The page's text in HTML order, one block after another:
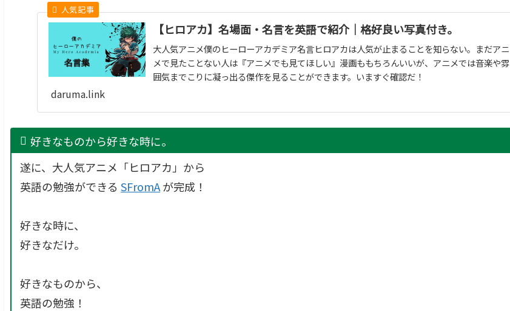
【ヒロアカ】名場面・名言を英語で紹介｜格好良い写真付き。
大人気アニメ僕のヒーローアカデミア名言ヒロアカは人気が止まることを知らない。まだアニ
メで見たことない人は『アニメでも見てほしい』漫画ももちろんいいが、アニメでは音楽や雰
囲気までこりに凝っ出る傑作を見ることができます。いますぐ確認だ！
daruma.link
好きなものから好きな時に。
遂に、大人気アニメ「ヒロアカ」から
英語の勉強ができるSFromAが完成！
好きな時に、
好きなだけ。
好きなものから、
英語の勉強！